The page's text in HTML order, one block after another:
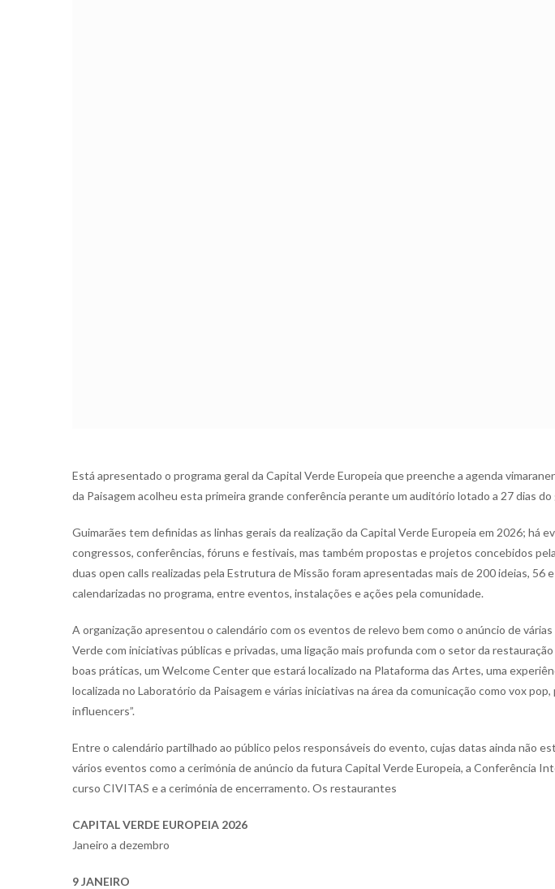
Está apresentado o programa geral da Capital Verde Europeia que preenche a agenda
da Paisagem acolheu esta primeira grande conferência perante um auditório lotado a 27 dias do
Guimarães tem definidas as linhas gerais da realização da Capital Verde Europeia em 2026; há
congressos, conferências, fóruns e festivais, mas também propostas e projetos concebidos
duas open calls realizadas pela Estrutura de Missão foram apresentadas mais de 200 ideias, 56
calendarizadas no programa, entre eventos, instalações e ações pela comunidade.
A organização apresentou o calendário com os eventos de relevo bem como o anúncio de
Verde com iniciativas públicas e privadas, uma ligação mais profunda com o setor da
boas práticas, um Welcome Center que estará localizado na Plataforma das Artes, uma
localizada no Laboratório da Paisagem e várias iniciativas na área da comunicação como vox
influencers”.
Entre o calendário partilhado ao público pelos responsáveis do evento, cujas datas ainda não
vários eventos como a cerimónia de anúncio da futura Capital Verde Europeia, a Conferência
curso CIVITAS e a cerimónia de encerramento. Os restaurantes
CAPITAL VERDE EUROPEIA 2026
Janeiro a dezembro
9 JANEIRO